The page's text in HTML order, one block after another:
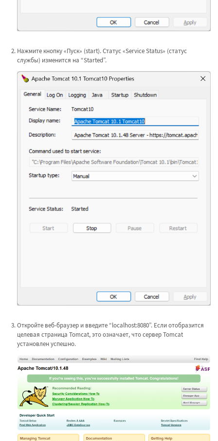
Нажмите кнопку «Пуск» (start). Статус «Service Status» (статус
службы) изменится на “Started”.
Откройте веб-браузер и введите “localhost:8080”. Если отобразится
целевая страница Tomcat, это означает, что сервер Tomcat
установлен успешно.